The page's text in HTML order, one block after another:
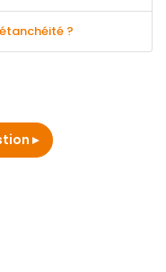
?